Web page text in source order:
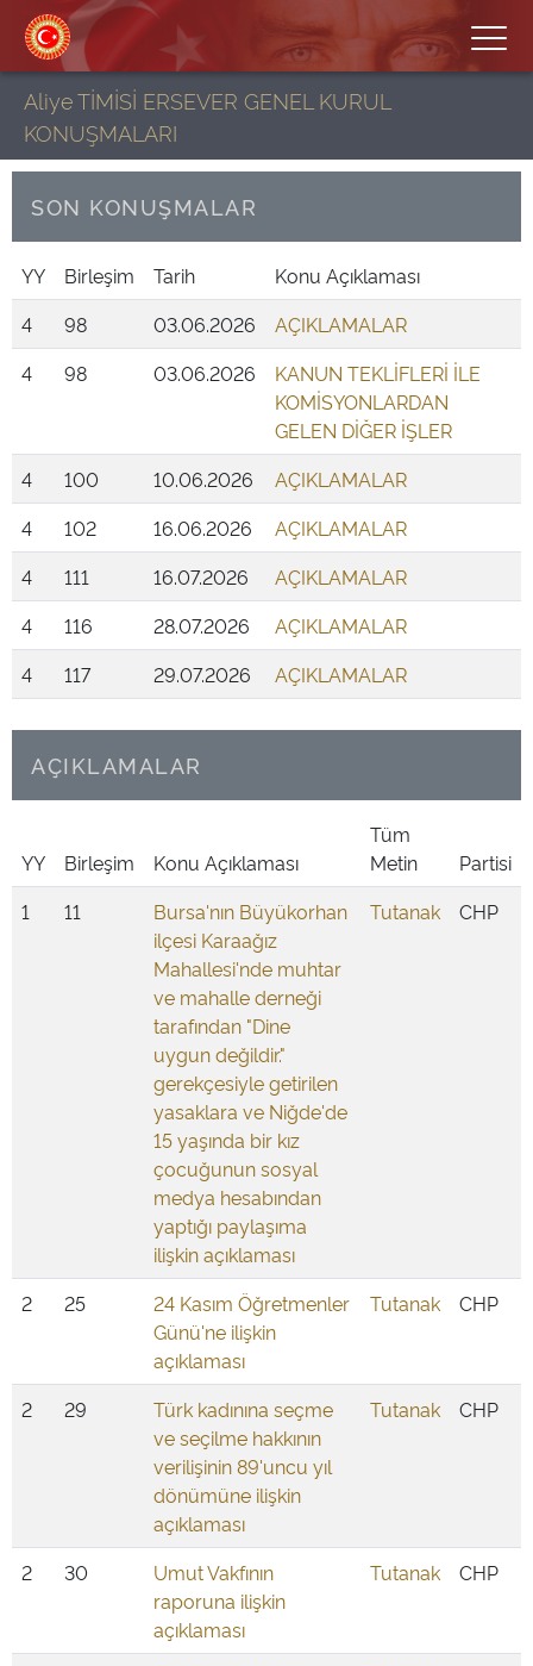
Aliye TİMİSİ ERSEVER GENEL KURUL
KONUŞMALARI
SON KONUŞMALAR
YY Birleşim Tarih
Konu Açıklaması
4
98 03.06.2026
AÇIKLAMALAR
4
98 03.06.2026
KANUN TEKLİFLERİ İLE
KOMİSYONLARDAN
GELEN DİĞER İŞLER
4
100 10.06.2026
AÇIKLAMALAR
4
102 16.06.2026
AÇIKLAMALAR
4
111 16.07.2026
AÇIKLAMALAR
4
116 28.07.2026
AÇIKLAMALAR
4
117 29.07.2026 AÇIKLAMALAR
AÇIKLAMALAR
YY Birleşim Konu Açıklaması
Tüm
Metin
Partisi
1
11
Bursa'nın Büyükorhan
ilçesi Karaağız
Mahallesi'nde muhtar
ve mahalle derneği
tarafından "Dine
uygun değildir."
gerekçesiyle getirilen
yasaklara ve Niğde'de
15 yaşında bir kız
çocuğunun sosyal
medya hesabından
yaptığı paylaşıma
ilişkin açıklaması
Tutanak CHP
2 25
24 Kasım Öğretmenler
Günü'ne ilişkin
açıklaması
Tutanak CHP
2 29
Türk kadınına seçme
ve seçilme hakkının
verilişinin 89'uncu yıl
dönümüne ilişkin
açıklaması
Tutanak CHP
2 30
Umut Vakfının
raporuna ilişkin
açıklaması
Tutanak CHP